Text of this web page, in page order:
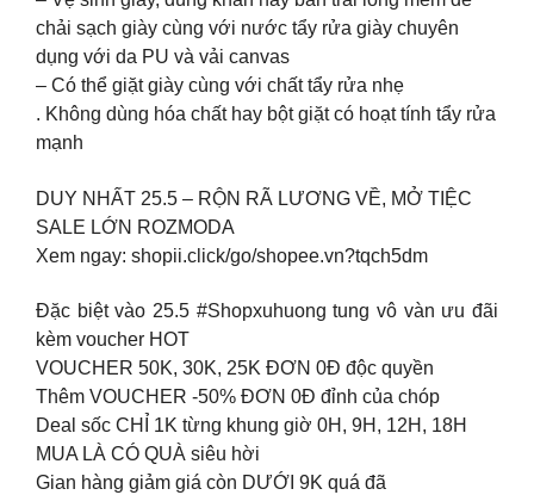
chải sạch giày cùng với nước tẩy rửa giày chuyên
dụng với da PU và vải canvas
– Có thể giặt giày cùng với chất tẩy rửa nhẹ
. Không dùng hóa chất hay bột giặt có hoạt tính tẩy rửa
mạnh
DUY NHẤT 25.5 – RỘN RÃ LƯƠNG VỀ, MỞ TIỆC
SALE LỚN ROZMODA
Xem ngay: shopii.click/go/shopee.vn?tqch5dm
Đặc biệt vào 25.5 #Shopxuhuong tung vô vàn ưu đãi
kèm voucher HOT
VOUCHER 50K, 30K, 25K ĐƠN 0Đ độc quyền
Thêm VOUCHER -50% ĐƠN 0Đ đỉnh của chóp
Deal sốc CHỈ 1K từng khung giờ 0H, 9H, 12H, 18H
MUA LÀ CÓ QUÀ siêu hời
Gian hàng giảm giá còn DƯỚI 9K quá đã